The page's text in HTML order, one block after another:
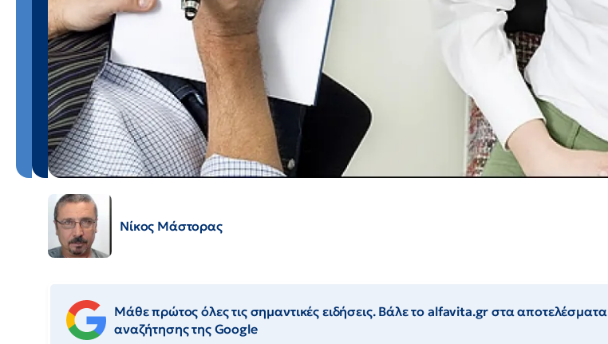
Νίκος Μάστορας
Μάθε πρώτος όλες τις σημαντικές ειδήσεις. Βάλε το alfavita.gr στα αποτελέσματα
αναζήτησης της Google